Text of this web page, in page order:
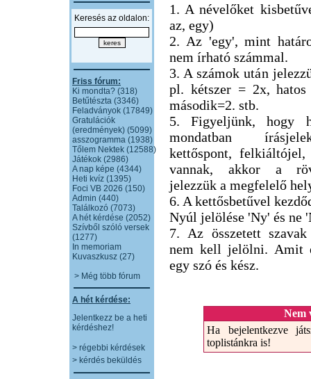
Keresés az oldalon:
Friss fórum:
Ki mondta? (318)
Betűtészta (3346)
Feladványok (17849)
Gratulációk
(eredmények) (5099)
asszogramma (1938)
Tőlem Nektek (12588)
Játékok (2986)
A nap képe (4344)
Heti kvíz (1395)
Foci VB 2026 (150)
Admin (440)
Találkozó (7073)
A hét kérdése (2052)
Szívből szóló versek
(1277)
In memoriam
Kuvaszkusz (27)
> Még több fórum
A hét kérdése:
Jelentkezz be a heti
kérdéshez!
> régebbi kérdések
> kérdés beküldés
1. A névelőket
az, egy)
2. Az 'egy', mint
nem írható számmal.
3. A számok után
pl. kétszer = 2x,
második=2. stb.
5. Figyeljünk, hogy
mondatban
kettőspont,
vannak, akkor a
jelezzük a megfelelő
6. A kettősbetűvel
Nyúl jelölése 'Ny' és ne
7. Az összetett
nem kell jelölni. Amit
egy szó és kész.
Nem
Ha bejelentkezve
toplistánkra is!